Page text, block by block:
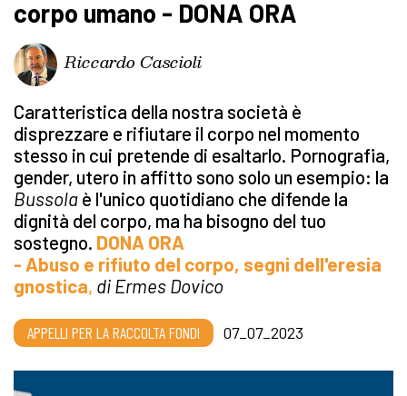
corpo umano - DONA ORA
Riccardo Cascioli
Caratteristica della nostra società è
disprezzare e rifiutare il corpo nel momento
stesso in cui pretende di esaltarlo. Pornografia,
gender, utero in affitto sono solo un esempio: la
Bussola è l'unico quotidiano che difende la
dignità del corpo, ma ha bisogno del tuo
sostegno. DONA ORA
- Abuso e rifiuto del corpo, segni dell'eresia
gnostica, di Ermes Dovico
APPELLI PER LA RACCOLTA FONDI 07_07_2023